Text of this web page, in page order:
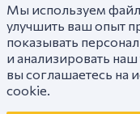
Мы используем
улучшить ваш опыт
показывать
и анализировать
вы соглашаетесь на
cookie.